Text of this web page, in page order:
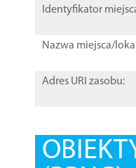
Identyfikator
Nazwa miejsca/
Adres URI zasobu: